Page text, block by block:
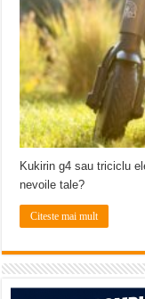
ANUNŢ OPRIRE APĂ în
ANUNȚ OPRIRE APĂ în
Kukirin g4 sau triciclu
nevoile tale?
Citeste mai mult